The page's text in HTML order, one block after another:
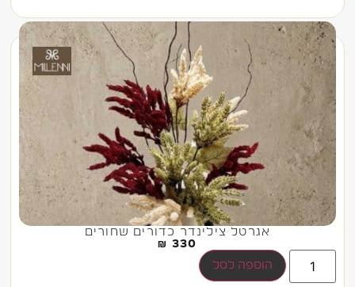
אגרטל צילינדר כדורים שחורים
330
₪
הוספה לסל